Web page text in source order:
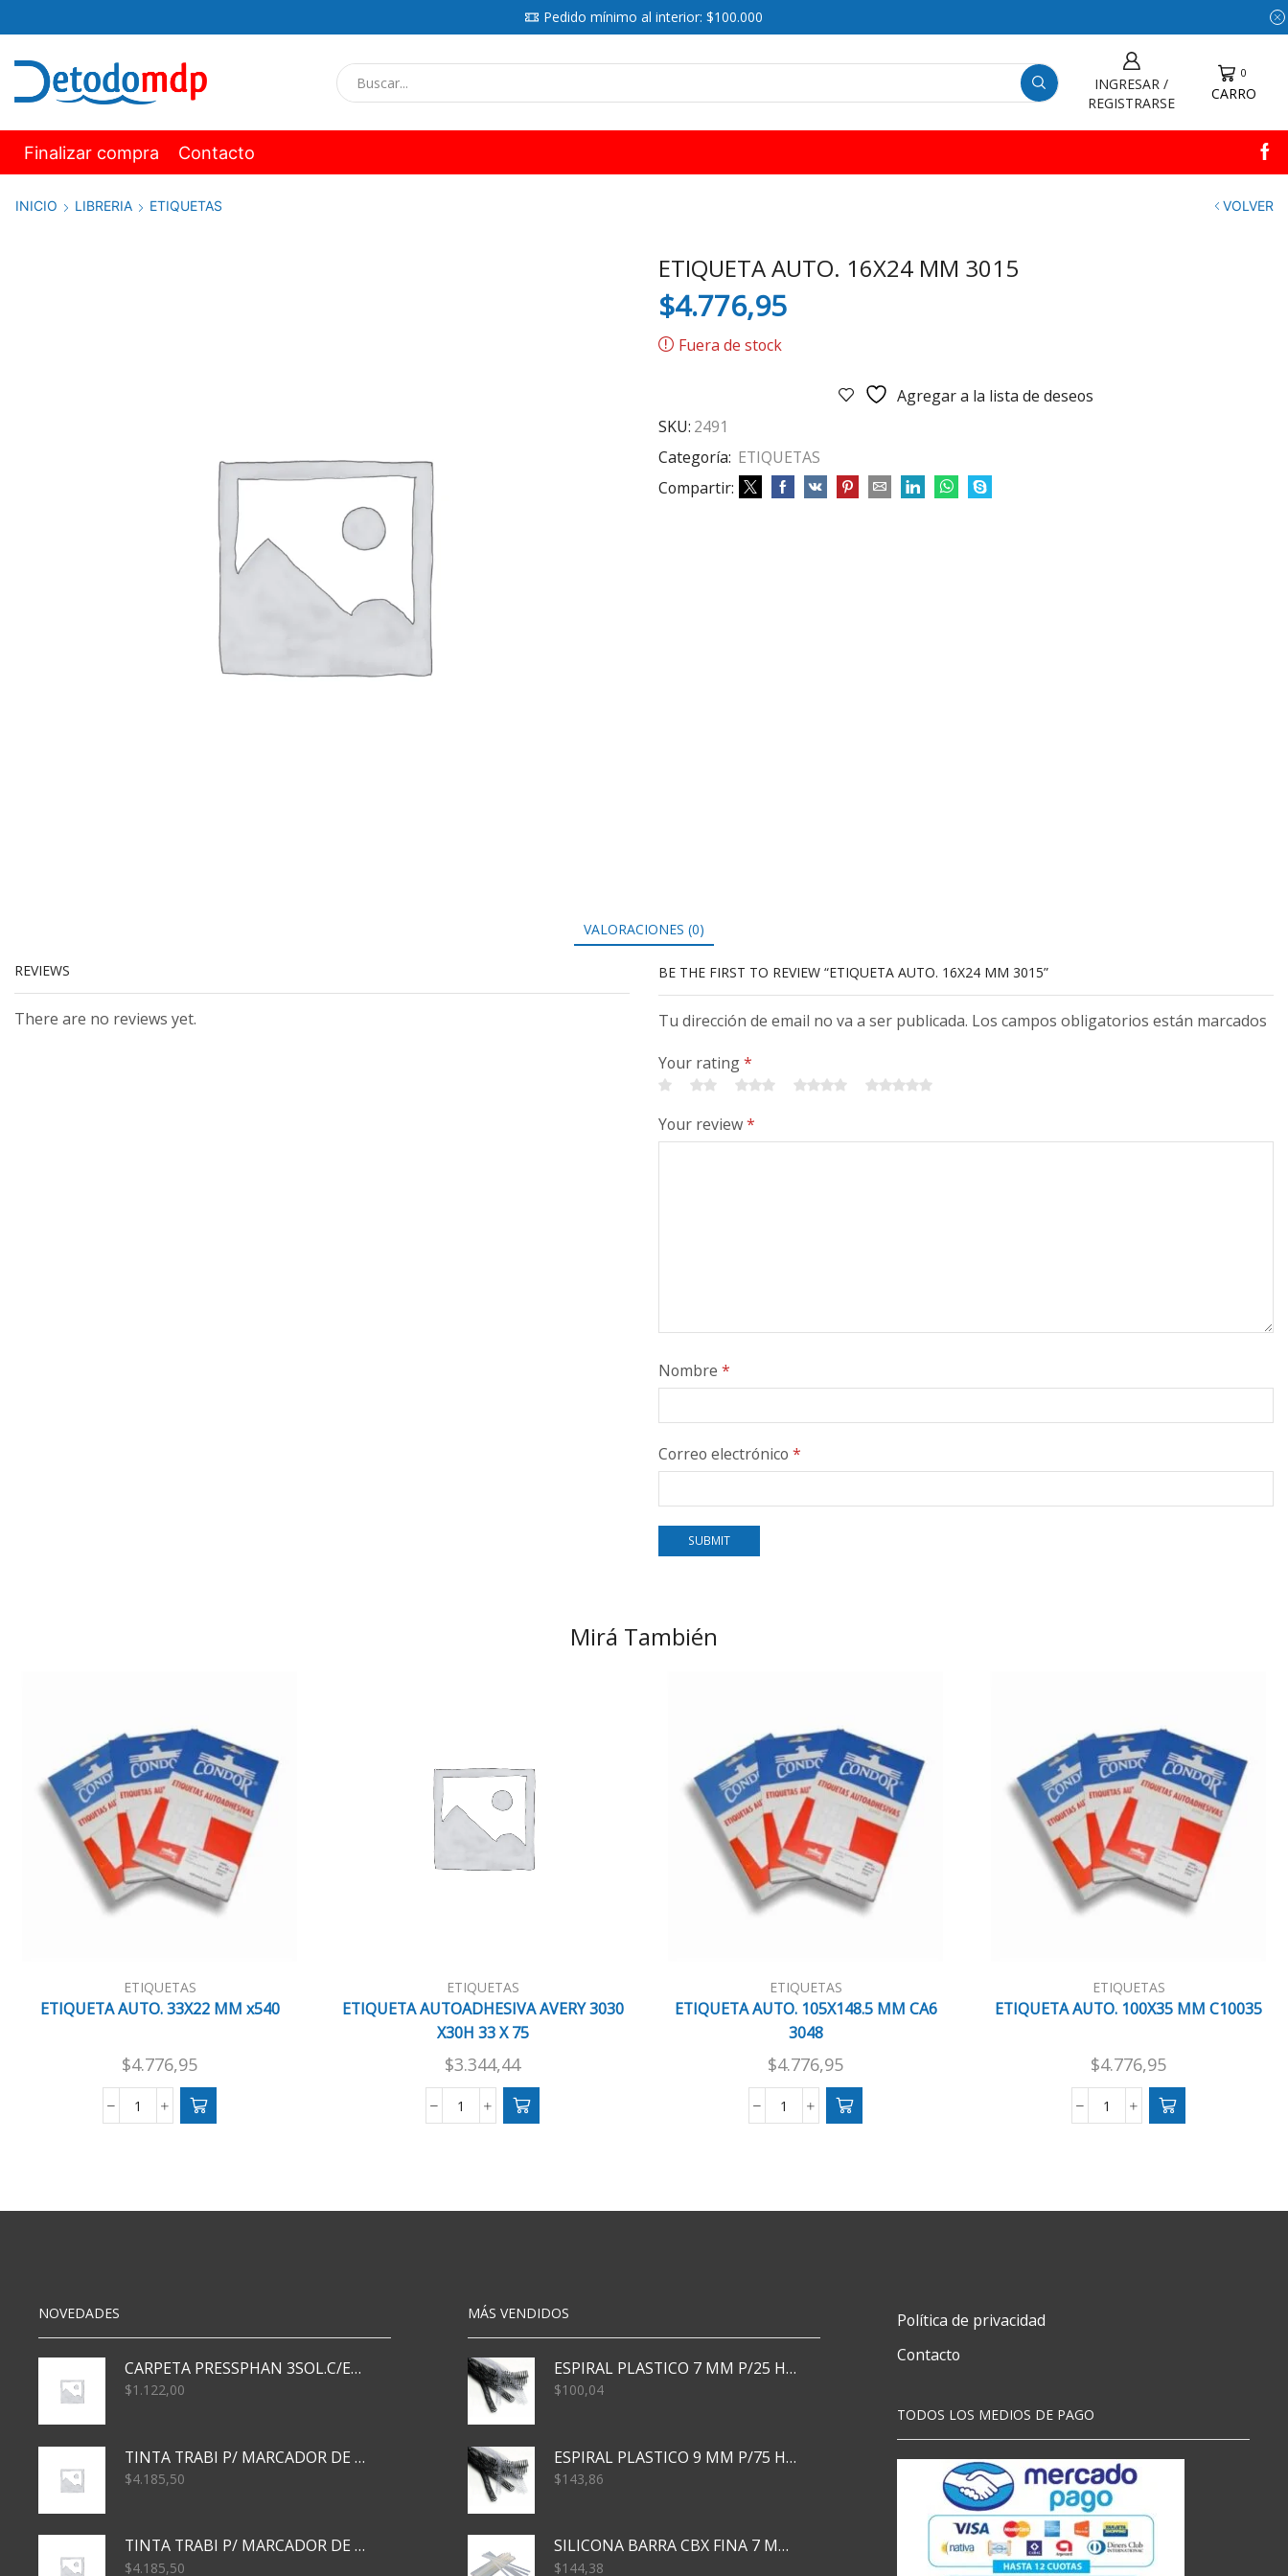
Pedido mínimo al interior: $100.000
INGRESAR /
REGISTRARSE
0
CARRO
Finalizar compra Contacto
INICIO LIBRERIA ETIQUETAS VOLVER
ETIQUETA AUTO. 16X24 MM 3015
$4.776,95
Fuera de stock
Agregar a la lista de deseos
SKU: 2491
Categoría: ETIQUETAS
Compartir:
VALORACIONES (0)
REVIEWS
There are no reviews yet.
BE THE FIRST TO REVIEW “ETIQUETA AUTO. 16X24 MM 3015”
Tu dirección de email no va a ser publicada. Los campos obligatorios están marcados
Your rating*
Your review*
Nombre *
Correo electrónico *
Mirá También
ETIQUETAS
ETIQUETA AUTO. 33X22 MM x540
$4.776,95
ETIQUETA
cantidad
ETIQUETAS
ETIQUETA AUTOADHESIVA AVERY 3030
X30H 33 X 75
$3.344,44
ETIQUETA
33
ETIQUETAS
ETIQUETA AUTO. 105X148.5 MM CA6
3048
$4.776,95
ETIQUETA
3048
ETIQUETAS
ETIQUETA AUTO. 100X35 MM C10035
$4.776,95
ETIQUETA
cantidad
NOVEDADES
CARPETA PRESSPHAN 3SOL.C/ELAST MARRON A4 P01A
$1.122,00
TINTA TRABI P/ MARCADOR DE PIZARRA x30ml AZUL
$4.185,50
TINTA TRABI P/ MARCADOR DE PIZARRA x30ml ROJO
$4.185,50
MÁS VENDIDOS
ESPIRAL PLASTICO 7 MM P/25 HJS X50x3000
$100,04
ESPIRAL PLASTICO 9 MM P/75 HJS X50X2400
$143,86
SILICONA BARRA CBX FINA 7 MM 28 CM
$144,38
Política de privacidad
Contacto
TODOS LOS MEDIOS DE PAGO